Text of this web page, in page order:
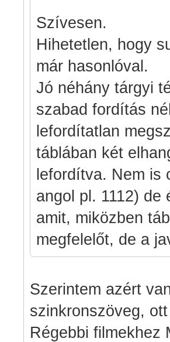
Szívesen.
Hihetetlen, hogy
már hasonlóval.
Jó néhány tárgyi
szabad fordítás
lefordítatlan
táblában két
lefordítva. Nem is
angol pl. 1112) de
amit, miközben
megfelelőt, de a
Szerintem azért
szinkronszöveg,
Régebbi filmekhez